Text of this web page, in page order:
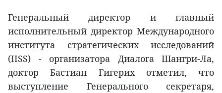
Генеральный директор и главный
исполнительный директор Международного
института стратегических исследований
(IISS) - организатора Диалога Шангри-Ла,
доктор Бастиан Гигерих отметил, что
выступление Генерального секретаря,